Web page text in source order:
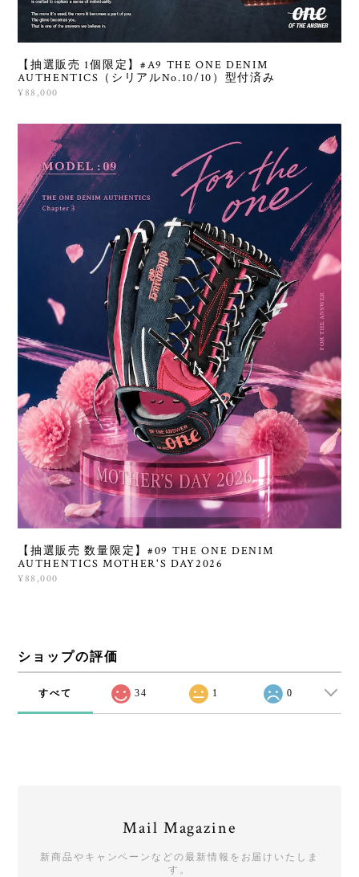
【抽選販売 1個限定】#A9 THE ONE DENIM
AUTHENTICS（シリアルNo.10/10）型付済み
¥88,000
【抽選販売 数量限定】#09 THE ONE DENIM
AUTHENTICS MOTHER'S DAY2026
¥88,000
ショップの評価
すべて 34 1 0
Mail Magazine
新商品やキャンペーンなどの最新情報をお届けいたしま
す。